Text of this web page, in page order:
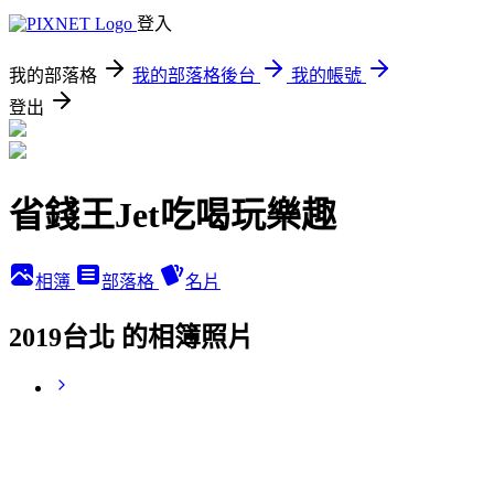
登入
我的部落格 我的部落格後台
我的帳號
登出
省錢王Jet吃喝玩樂趣
相簿 部落格 名片
2019台北 的相簿照片